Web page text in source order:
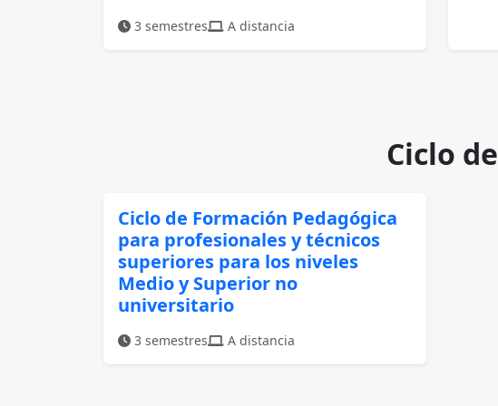
3 semestres A distancia
Ciclo de
Ciclo de Formación Pedagógica
para profesionales y técnicos
superiores para los niveles
Medio y Superior no
universitario
3 semestres A distancia